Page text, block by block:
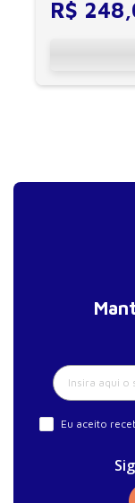
R$ 248,
Eu aceito